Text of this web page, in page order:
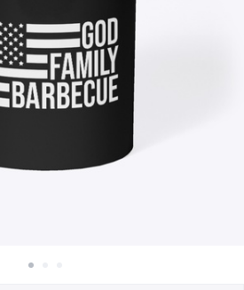
Vendi ovunque
qualsiasi cosa